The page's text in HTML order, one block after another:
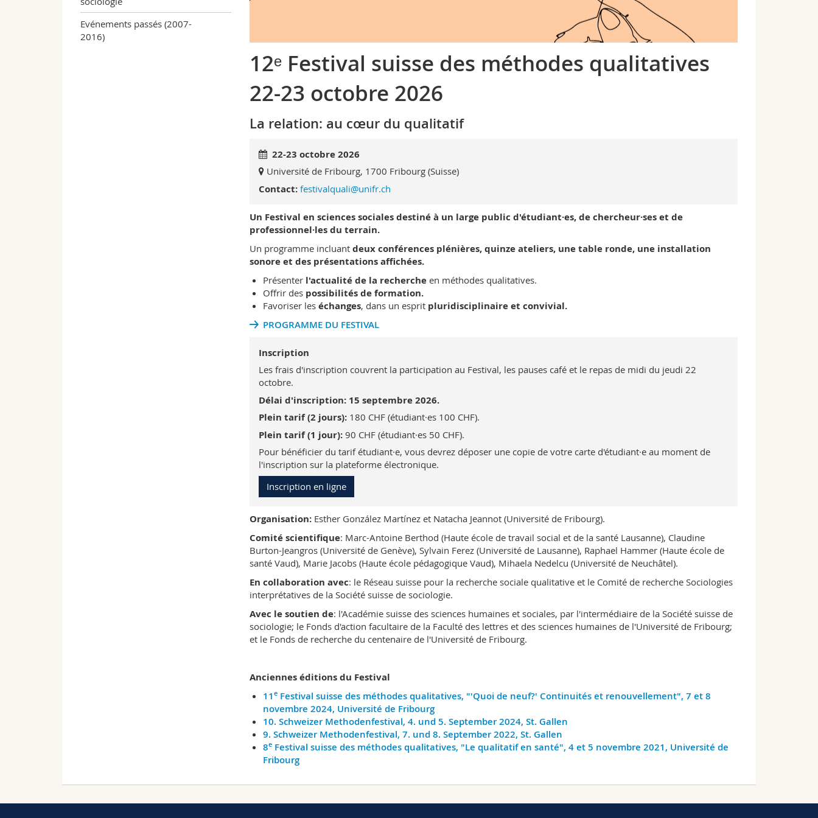
Evénements passés (2007-
2016)
12ᵉ Festival suisse des méthodes qualitatives
22-23 octobre 2026
La relation: au cœur du qualitatif
22-23 octobre 2026
Université de Fribourg, 1700 Fribourg (Suisse)
Contact: festivalquali@unifr.ch
Un Festival en sciences sociales destiné à un large public d'étudiant·es, de chercheur·ses et de
professionnel·les du terrain.
Un programme incluant deux conférences plénières, quinze ateliers, une table ronde, une installation
sonore et des présentations affichées.
Présenter l'actualité de la recherche en méthodes qualitatives.
Offrir des possibilités de formation.
Favoriser les échanges, dans un esprit pluridisciplinaire et convivial.
PROGRAMME DU FESTIVAL
Inscription
Les frais d'inscription couvrent la participation au Festival, les pauses café et le repas de midi du jeudi 22
octobre.
Délai d'inscription: 15 septembre 2026.
Plein tarif (2 jours):180 CHF (étudiant·es 100 CHF).
Plein tarif (1 jour):90 CHF (étudiant·es 50 CHF).
Pour bénéficier du tarif étudiant·e, vous devrez déposer une copie de votre carte d'étudiant·e au moment de
l'inscription sur la plateforme électronique.
Inscription en ligne
Organisation: Esther González Martínez et Natacha Jeannot (Université de Fribourg).
Comité scientifique: Marc-Antoine Berthod (Haute école de travail social et de la santé Lausanne), Claudine
Burton-Jeangros (Université de Genève), Sylvain Ferez (Université de Lausanne), Raphael Hammer (Haute école de
santé Vaud), Marie Jacobs (Haute école pédagogique Vaud), Mihaela Nedelcu (Université de Neuchâtel).
En collaboration avec: le Réseau suisse pour la recherche sociale qualitative et le Comité de recherche Sociologies
interprétatives de la Société suisse de sociologie.
Avec le soutien de: l'Académie suisse des sciences humaines et sociales, par l'intermédiaire de la Société suisse de
sociologie; le Fonds d'action facultaire de la Faculté des lettres et des sciences humaines de l'Université de Fribourg;
et le Fonds de recherche du centenaire de l'Université de Fribourg.
Anciennes éditions du Festival
11 e Festival suisse des méthodes qualitatives, "'Quoi de neuf?' Continuités et renouvellement", 7 et 8
novembre 2024, Université de Fribourg
10. Schweizer Methoden­festival, 4. und 5. September 2024, St. Gallen
9. Schweizer Methoden­festival, 7. und 8. September 2022, St. Gallen
8e Festival suisse des méthodes qualitatives, "Le qualitatif en santé", 4 et 5 novembre 2021, Université de
Fribourg